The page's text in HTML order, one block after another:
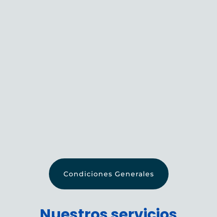
Condiciones Generales